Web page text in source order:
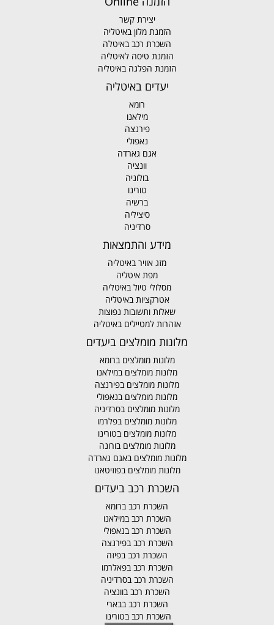
יצירת קשר
הזמנת מלון באיטליה
השכרת רכב באיטלה
הזמנת טיסה לאיטליה
הזמנת הפלגה באיטליה
יעדים באיטליה
רומא
מילאנו
פירנצה
נאפולי
אגם גארדה
וונציה
בולוניה
טורינו
ברשיה
סיציליה
סרדיניה
מידע והתמצאות
מזג אוויר באיטליה
מפת איטליה
מסלולי טיול באיטליה
אטרקציות באיטליה
שאלות ותשובות נפוצות
אזהרות למטיילים באיטליה
מלונות מומלצים ביעדים
מלונות מומלצים ברומא
מלונות מומלצים במילאנו
מלונות מומלצים בפירנצה
מלונות מומלצים בנאפולי
מלונות מומלצים בסרדיניה
מלונות מומלצים בפלרמו
מלונות מומלצים בטורינו
מלונות מומלצים בורונה
מלונות מומלצים באגם גארדה
מלונות מומלצים בפוזיטאנו
השכרת רכב ביעדים
השכרת רכב ברומא
השכרת רכב במילאנו
השכרת רכב בנאפולי
השכרת רכב בפירנצה
השכרת רכב בפיזה
השכרת רכב בפאלרמו
השכרת רכב בסרדיניה
השכרת רכב בוונציה
השכרת רכב בבארי
השכרת רכב בטורינו